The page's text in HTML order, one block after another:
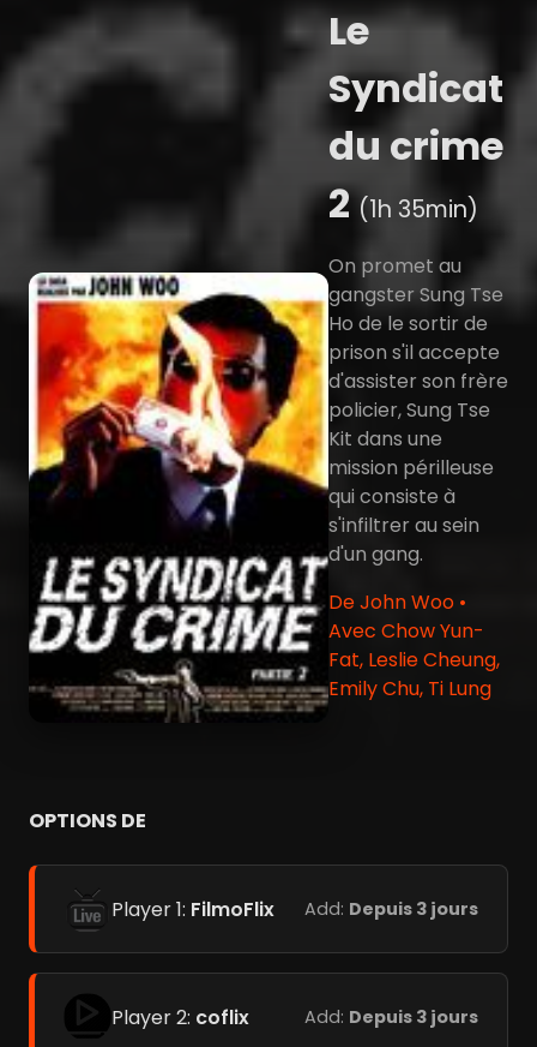
Le
Syndicat
du crime
2(1h 35min)
On promet au
gangster Sung Tse
Ho de le sortir de
prison s'il accepte
d'assister son frère
policier, Sung Tse
Kit dans une
mission périlleuse
qui consiste à
s'infiltrer au sein
d'un gang.
De John Woo •
Avec Chow Yun-
Fat, Leslie Cheung,
Emily Chu, Ti Lung
OPTIONS DE
Player 1: FilmoFlix Add: Depuis 3 jours
Player 2: coflix Add: Depuis 3 jours